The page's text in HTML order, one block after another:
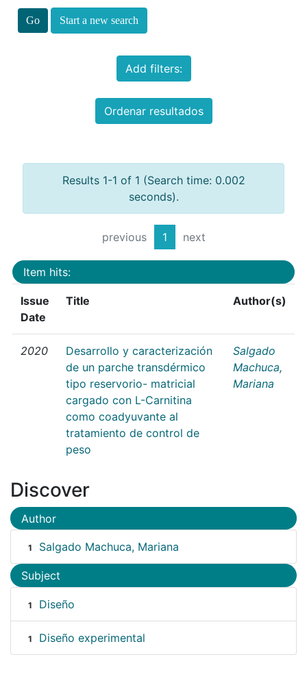
Start a new search
Add filters:
Ordenar resultados
Results 1-1 of 1 (Search time: 0.002
seconds).
previous 1 next
Item hits:
Issue
Date
Title Author(s)
2020
Desarrollo y caracterización
de un parche transdérmico
tipo reservorio- matricial
cargado con L-Carnitina
como coadyuvante al
tratamiento de control de
peso
Salgado
Machuca,
Mariana
Discover
Author
1 Salgado Machuca, Mariana
Subject
1 Diseño
1 Diseño experimental